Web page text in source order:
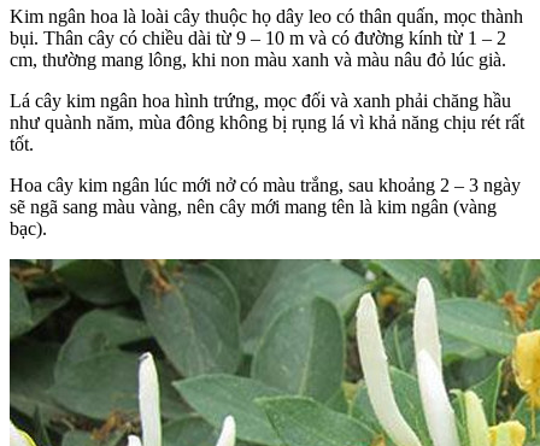
Kim ngân hoa là loài cây thuộc họ dây leo có thân quấn, mọc thành
bụi. Thân cây có chiều dài từ 9 – 10 m và có đường kính từ 1 – 2
cm, thường mang lông, khi non màu xanh và màu nâu đỏ lúc già.
Lá cây kim ngân hoa hình trứng, mọc đối và xanh phải chăng hầu
như quành năm, mùa đông không bị rụng lá vì khả năng chịu rét rất
tốt.
Hoa cây kim ngân lúc mới nở có màu trắng, sau khoảng 2 – 3 ngày
sẽ ngã sang màu vàng, nên cây mới mang tên là kim ngân (vàng
bạc).